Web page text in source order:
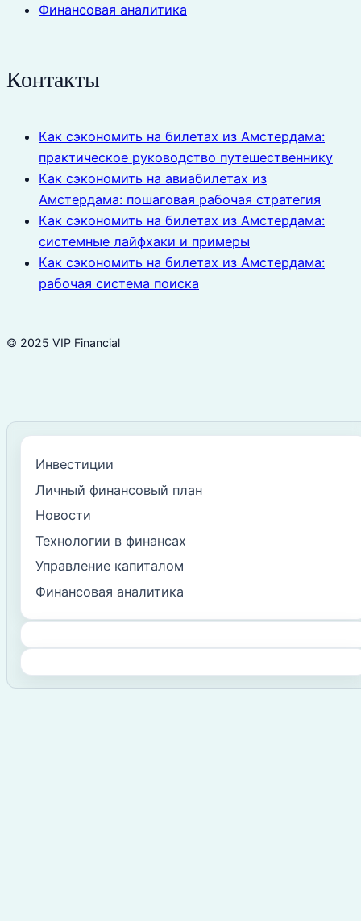
Финансовая аналитика
Контакты
Как сэкономить на билетах из Амстердама:
практическое руководство путешественнику
Как сэкономить на авиабилетах из
Амстердама: пошаговая рабочая стратегия
Как сэкономить на билетах из Амстердама:
системные лайфхаки и примеры
Как сэкономить на билетах из Амстердама:
рабочая система поиска
© 2025 VIP Financial
Инвестиции
Личный финансовый план
Новости
Технологии в финансах
Управление капиталом
Финансовая аналитика